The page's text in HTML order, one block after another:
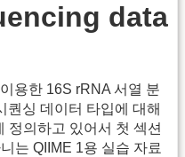
data
용한 16S rRNA 서열 분
퀀싱 데이터 타입에 대해
정의하고 있어서 첫 섹션
는 QIIME 1용 실습 자료